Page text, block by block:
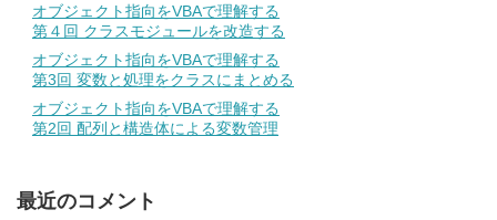
オブジェクト指向をVBAで理解する
第４回 クラスモジュールを改造する
オブジェクト指向をVBAで理解する
第3回 変数と処理をクラスにまとめる
オブジェクト指向をVBAで理解する
第2回 配列と構造体による変数管理
最近のコメント